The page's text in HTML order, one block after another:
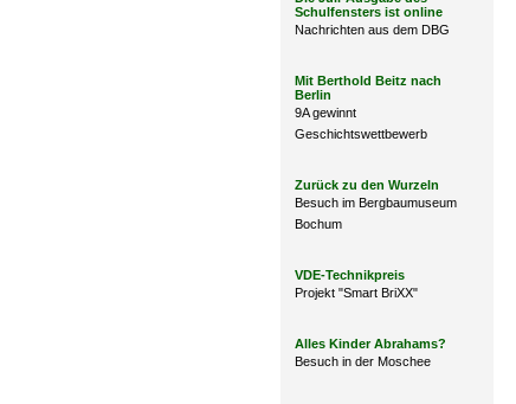
Schulfensters ist online
Nachrichten aus dem DBG
Mit Berthold Beitz nach
Berlin
9A gewinnt
Geschichtswettbewerb
Zurück zu den Wurzeln
Besuch im Bergbaumuseum
Bochum
VDE-Technikpreis
Projekt "Smart BriXX"
Alles Kinder Abrahams?
Besuch in der Moschee